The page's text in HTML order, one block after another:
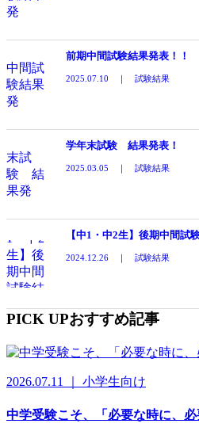
前期中間試験結果発表！！
2025.07.10 ｜ 試験結果
学年末試験 結果発表！
2025.03.05 ｜ 試験結果
【中1・中2生】後期中間試
2024.12.26 ｜ 試験結果
PICK UPおすすめ記事
2026.07.11 ｜ 小学生向け
中学受験こそ、「必要な時に、